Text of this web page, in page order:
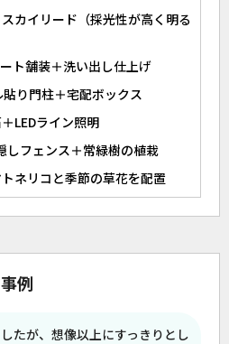
カイリード（採光性が高く明る
ト舗装＋洗い出し仕上げ
り門柱＋宅配ボックス
LEDライン照明
しフェンス＋常緑樹の植栽
ネリコと季節の草花を配置
例
たが、想像以上にすっきりとし